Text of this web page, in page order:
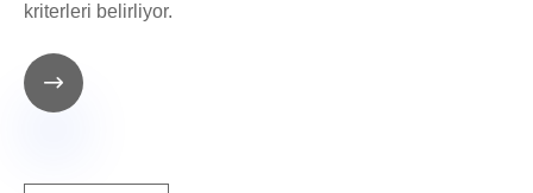
kriterleri belirliyor.
